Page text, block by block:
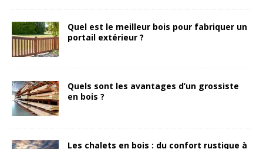
Quel est le meilleur bois pour fabriquer un
portail extérieur ?
Quels sont les avantages d’un grossiste
en bois ?
Les chalets en bois : du confort rustique à